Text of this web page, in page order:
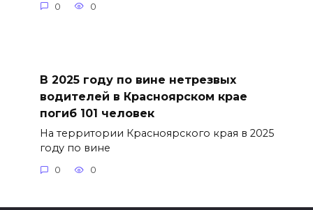
0 0
В 2025 году по вине нетрезвых
водителей в Красноярском крае
погиб 101 человек
На территории Красноярского края в 2025
году по вине
0 0